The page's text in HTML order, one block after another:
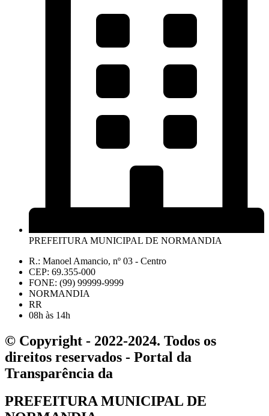
PREFEITURA MUNICIPAL DE NORMANDIA
R.: Manoel Amancio, nº 03 - Centro
CEP: 69.355-000
FONE: (99) 99999-9999
NORMANDIA
RR
08h às 14h
© Copyright - 2022-2024. Todos os
direitos reservados - Portal da
Transparência da
PREFEITURA MUNICIPAL DE